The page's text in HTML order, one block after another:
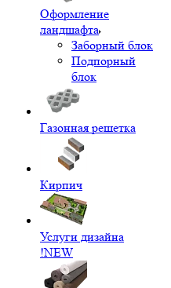
Оформление
ландшафта
Заборный блок
Подпорный
блок
Газонная решетка
Кирпич
Услуги дизайна
!NEW